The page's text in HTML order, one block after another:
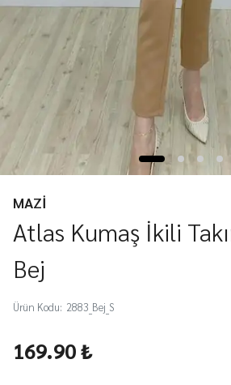
MAZİ
Atlas Kumaş İkili
Bej
Ürün Kodu: 2883_Bej_S
169.90 ₺